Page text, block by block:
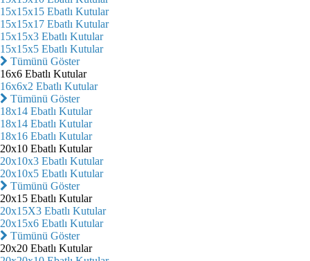
15x15x15 Ebatlı Kutular
15x15x17 Ebatlı Kutular
15x15x3 Ebatlı Kutular
15x15x5 Ebatlı Kutular
Tümünü Göster
16x6 Ebatlı Kutular
16x6x2 Ebatlı Kutular
Tümünü Göster
18x14 Ebatlı Kutular
18x14 Ebatlı Kutular
18x16 Ebatlı Kutular
20x10 Ebatlı Kutular
20x10x3 Ebatlı Kutular
20x10x5 Ebatlı Kutular
Tümünü Göster
20x15 Ebatlı Kutular
20x15X3 Ebatlı Kutular
20x15x6 Ebatlı Kutular
Tümünü Göster
20x20 Ebatlı Kutular